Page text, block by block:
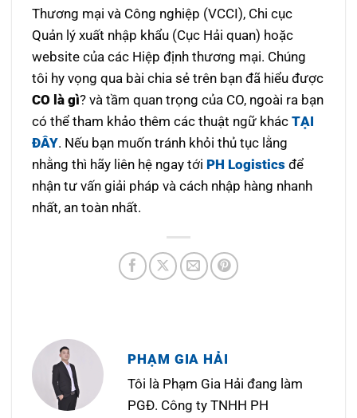
Thương mại và Công nghiệp (VCCI), Chi cục
Quản lý xuất nhập khẩu (Cục Hải quan) hoặc
website của các Hiệp định thương mại. Chúng
tôi hy vọng qua bài chia sẻ trên bạn đã hiểu được
CO là gì? và tầm quan trọng của CO, ngoài ra bạn
có thể tham khảo thêm các thuật ngữ khácTẠI
ĐÂY. Nếu bạn muốn tránh khỏi thủ tục lằng
nhằng thì hãy liên hệ ngay tới PH Logistics để
nhận tư vấn giải pháp và cách nhập hàng nhanh
nhất, an toàn nhất.
PHẠM GIA HẢI
Tôi là Phạm Gia Hải đang làm
PGĐ. Công ty TNHH PH